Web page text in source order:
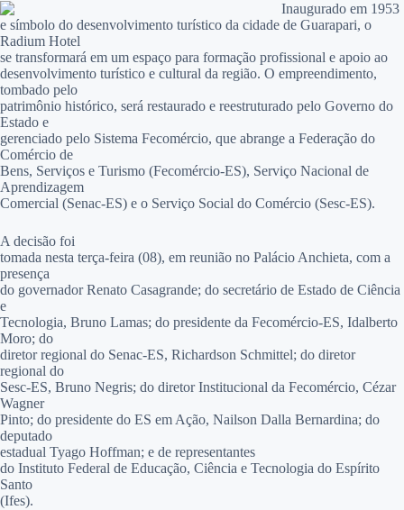
Inaugurado em 1953
e símbolo do desenvolvimento turístico da cidade de Guarapari, o
Radium Hotel
se transformará em um espaço para formação profissional e apoio ao
desenvolvimento turístico e cultural da região. O empreendimento,
tombado pelo
patrimônio histórico, será restaurado e reestruturado pelo Governo do
Estado e
gerenciado pelo Sistema Fecomércio, que abrange a Federação do
Comércio de
Bens, Serviços e Turismo (Fecomércio-ES), Serviço Nacional de
Aprendizagem
Comercial (Senac-ES) e o Serviço Social do Comércio (Sesc-ES).
A decisão foi
tomada nesta terça-feira (08), em reunião no Palácio Anchieta, com a
presença
do governador Renato Casagrande; do secretário de Estado de Ciência
e
Tecnologia, Bruno Lamas; do presidente da Fecomércio-ES, Idalberto
Moro; do
diretor regional do Senac-ES, Richardson Schmittel; do diretor
regional do
Sesc-ES, Bruno Negris; do diretor Institucional da Fecomércio, Cézar
Wagner
Pinto; do presidente do ES em Ação, Nailson Dalla Bernardina; do
deputado
estadual Tyago Hoffman; e de representantes
do Instituto Federal de Educação, Ciência e Tecnologia do Espírito
Santo
(Ifes).